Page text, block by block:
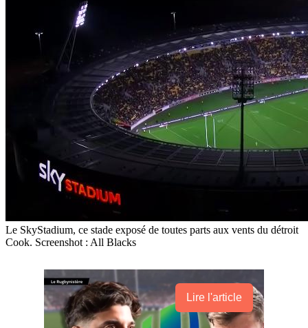
Le SkyStadium, ce stade exposé de toutes parts aux vents du détroit
Cook. Screenshot : All Blacks
Lire l'article